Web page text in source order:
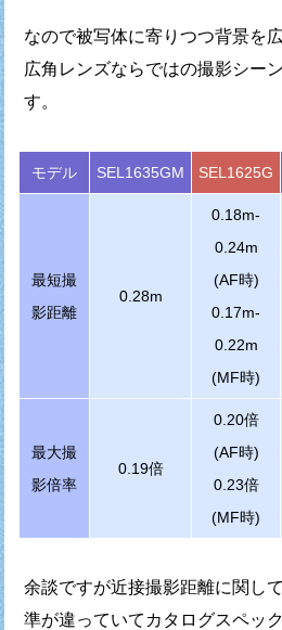
なので被写体に寄りつつ背景を
広角レンズならではの撮影シー
す。
モデル SEL1635GM SEL1625G
最短撮
影距離
0.28m
0.18m-
0.24m
(AF時)
0.17m-
0.22m
(MF時)
最大撮
影倍率
0.19倍
0.20倍
(AF時)
0.23倍
(MF時)
余談ですが近接撮影距離に関し
準が違っていてカタログスペッ